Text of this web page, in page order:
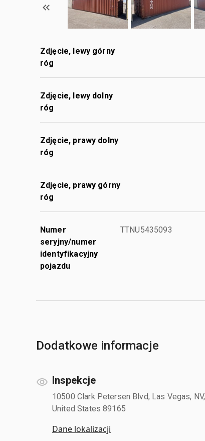
Zdjęcie, lewy górny
róg
Zdjęcie, lewy dolny
róg
Zdjęcie, prawy dolny
róg
Zdjęcie, prawy górny
róg
Numer
seryjny/numer
identyfikacyjny
pojazdu
TTNU5435093
Dodatkowe informacje
Inspekcje
10500 Clark Petersen Blvd, Las Vegas, NV,
United States 89165
Dane lokalizacji